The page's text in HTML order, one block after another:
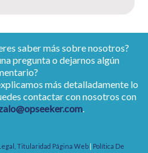
saber más sobre nosotros?
pregunta o dejarnos algún
más detalladamente lo
contactar con nosotros con
Titularidad Página Web | Política De